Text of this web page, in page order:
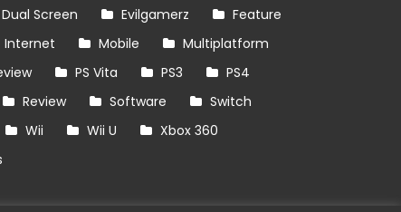
Dual Screen Evilgamerz
Feature
Internet Mobile
Multiplatform
PS Vita PS3
PS4
Review Software
Switch
Wii Wii U
Xbox 360